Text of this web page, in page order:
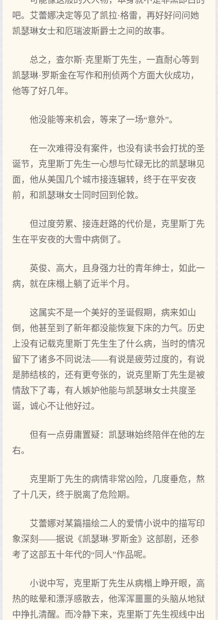
吧。艾蕾娜决定等见了凯拉·格雷，再好好问问她
凯瑟琳女士和厄瑞波斯爵士之间的故事。
总之，查尔斯·克里斯丁先生，一直耐心等到
凯瑟琳·罗斯金在写作和刑侦两个方面大伙成功，
他等了好几年。
他没能等来机会，等来了一场“意外”。
在一次难得没有案件，也没有读书会打扰的圣
诞节，克里斯丁先生一心想与忙碌无比的凯瑟琳见
面，他从美国几个城市接连辗转，终于在平安夜
前，和凯瑟琳女士同时回到伦敦。
但过度劳累、接连赶路的代价是，克里斯丁先
生在平安夜的大雪中病倒了。
英俊、高大，且身强力壮的青年绅士，如此一
病，就在床榻上躺了近半个月。
这属实不是一个美好的圣诞假期，病来如山
倒，他甚至到了新年都没能恢复下床的力气。历史
上没有记载克里斯丁先生生了什么病，当时的情况
留下了诸多不同说法——有说是疲劳过度的，有说
是肺结核的，还有更夸张的，说克里斯丁先生是被
情敌下了毒，有人嫉妒他能与凯瑟琳女士共度圣
诞，诚心不让他好过。
但有一点毋庸置疑：凯瑟琳始终陪伴在他的左
右。
克里斯丁先生的病情非常凶险，几度垂危，熬
了十几天，终于脱离了危险期。
艾蕾娜对某篇描绘二人的爱情小说中的描写印
象深刻——据说《凯瑟琳·罗斯金》这部剧，还参
考了这部五十年代的“同人”作品呢。
小说中写，克里斯丁先生从病榻上睁开眼，高
热的眩晕和漂浮感散去，他浑浑噩噩的头脑从地狱
中挣扎清醒。而冷静下来，克里斯丁先生视线中出